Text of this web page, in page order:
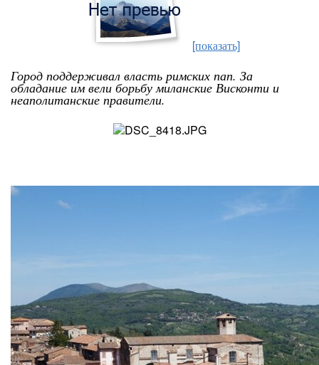
[показать]
Город поддерживал власть римских пап. За
обладание им вели борьбу миланские Висконти и
неаполитанские правители.